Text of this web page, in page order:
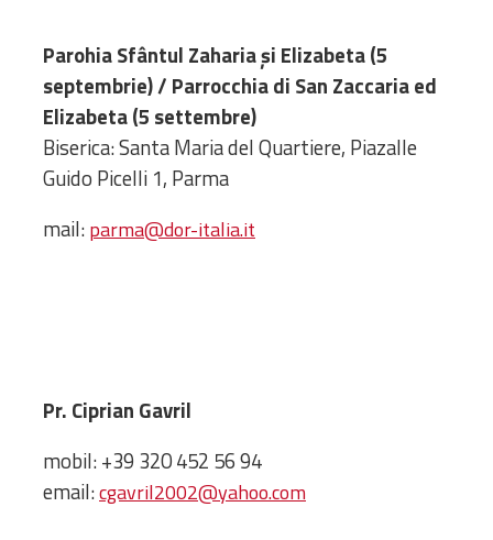
Mănăstiri,
biserici și
monumente
Diaconii
Centre și
Cimitire
Bibliotecă
Resurse multimedia
Parohia Sfântul Zaharia și Elizabeta (5
septembrie) / Parrocchia di San Zaccaria ed
Elizabeta (5 settembre)
Biserica: Santa Maria del Quartiere, Piazalle
Guido Picelli 1, Parma
mail:parma@dor-italia.it
Pr. Ciprian Gavril
mobil: +39 320 452 56 94
email:cgavril2002@yahoo.com